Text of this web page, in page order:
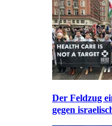
Der Feldzug
gegen